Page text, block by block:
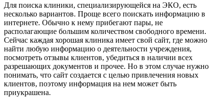
Для поиска клиники, специализирующейся на ЭКО, есть
несколько вариантов. Проще всего поискать информацию в
интернете. Обычно к нему прибегают пары, не
располагающие большим количеством свободного времени.
Сейчас каждая хорошая клиника имеет свой сайт, где можно
найти любую информацию о деятельности учреждения,
посмотреть отзывы клиентов, убедиться в наличии всех
разрешающих документов и прочее. Но в этом случае нужно
понимать, что сайт создается с целью привлечения новых
клиентов, поэтому информация на нем может быть
приукрашена.